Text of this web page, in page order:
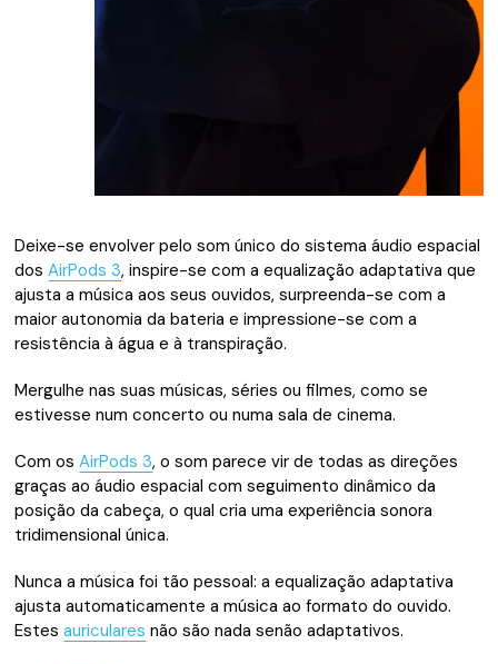
Deixe-se envolver pelo som único do sistema áudio espacial
dosAirPods 3, inspire-se com a equalização adaptativa que
ajusta a música aos seus ouvidos, surpreenda-se com a
maior autonomia da bateria e impressione-se com a
resistência à água e à transpiração.
Mergulhe nas suas músicas, séries ou filmes, como se
estivesse num concerto ou numa sala de cinema.
Com osAirPods 3, o som parece vir de todas as direções
graças ao áudio espacial com seguimento dinâmico da
posição da cabeça, o qual cria uma experiência sonora
tridimensional única.
Nunca a música foi tão pessoal: a equalização adaptativa
ajusta automaticamente a música ao formato do ouvido.
Estesauriculares não são nada senão adaptativos.